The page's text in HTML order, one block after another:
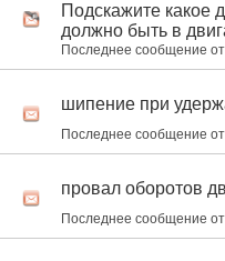
Подскажите какое
должно быть в
Последнее сообщение от
шипение при
Последнее сообщение от
провал оборотов
Последнее сообщение от